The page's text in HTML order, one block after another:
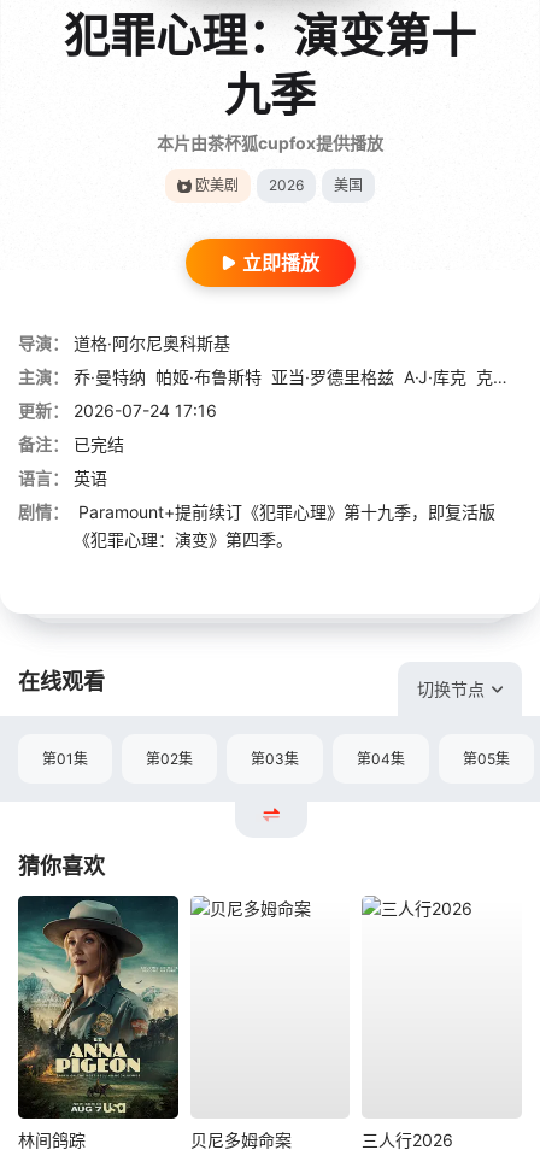
犯罪心理：演变第十
九季
本片由茶杯狐cupfox提供播放
欧美剧 2026 美国
立即播放
导演：
道格·阿尔尼奥科斯基
主演：
乔·曼特纳 帕姬·布鲁斯特 亚当·罗德里格兹 A·J·库克 克斯汀·范奈丝
更新：
2026-07-24 17:16
备注：
已完结
语言：
英语
剧情：
Paramount+提前续订《犯罪心理》第十九季，即复活版
《犯罪心理：演变》第四季。
在线观看 切换节点
第01集 第02集 第03集 第04集 第05集
猜你喜欢
林间鸽踪 贝尼多姆命案 三人行2026